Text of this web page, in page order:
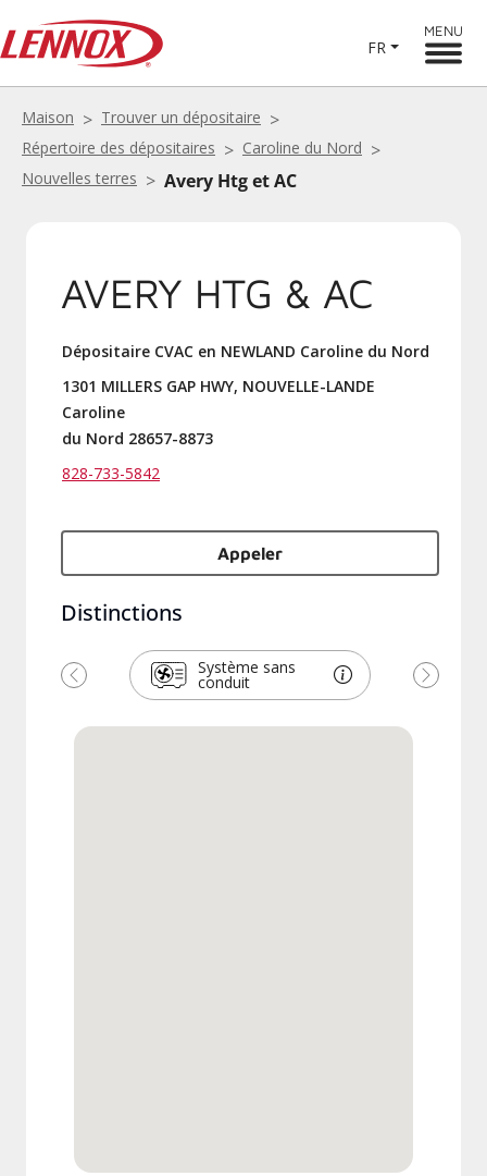
FR
MENU
Maison
Trouver un dépositaire
Répertoire des dépositaires
Caroline du Nord
Nouvelles terres
Avery Htg et AC
AVERY HTG & AC
Dépositaire CVAC en NEWLAND Caroline du Nord
1301 MILLERS GAP HWY, NOUVELLE-LANDE
Caroline
du Nord 28657-8873
828-733-5842
Appeler
Distinctions
Système sans
conduit
Précédent Suivant